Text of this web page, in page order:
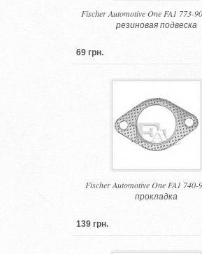
Fischer Automotive One FA1 773-
резиновая подвеска
69 грн.
Fischer Automotive One FA1 740-
прокладка
139 грн.